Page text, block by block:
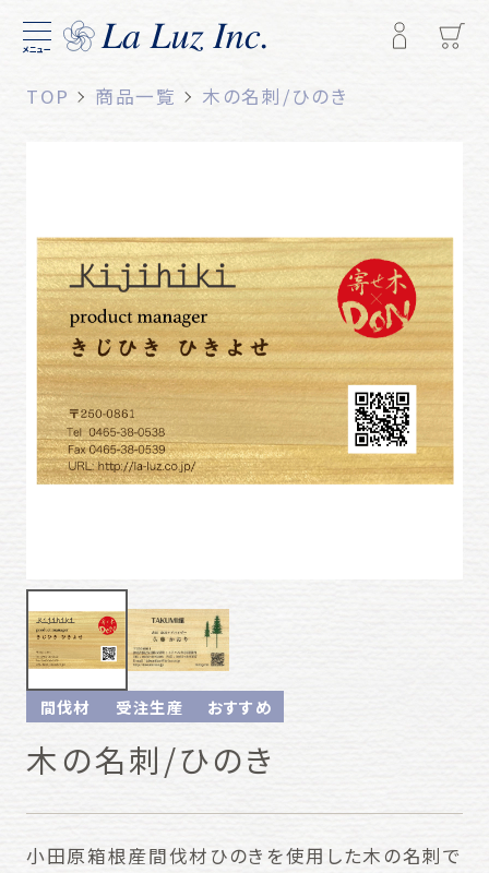
メニュー
TOP 商品一覧 木の名刺/ひのき
間伐材 受注生産 おすすめ
木の名刺/ひのき
小田原箱根産間伐材ひのきを使用した木の名刺で